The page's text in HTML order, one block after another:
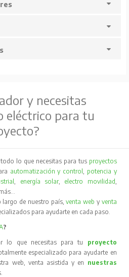
y necesitas
eléctrico para tu
lo que necesitas para tus proyectos
automatización y control
potencia y
energía solar, electro movilidad
largo de nuestro país,venta web y venta
para ayudarte en cada paso.
?
lo que necesitas para tu proyecto
especializado para ayudarte en
web, venta asistida y en nuestras